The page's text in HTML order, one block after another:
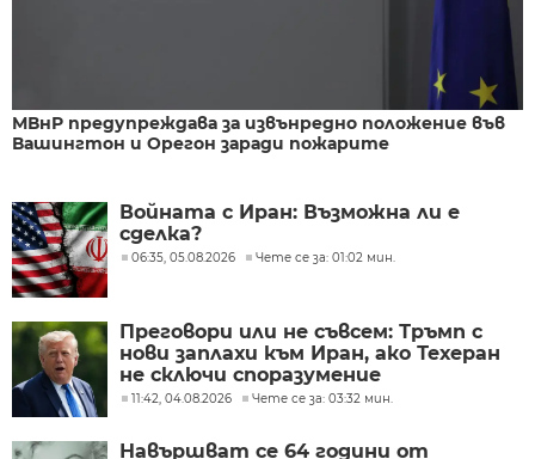
МВнР предупреждава за извънредно положение във
Вашингтон и Орегон заради пожарите
Войната с Иран: Възможна ли е
сделка?
06:35, 05.08.2026 Чете се за: 01:02 мин.
Преговори или не съвсем: Тръмп с
нови заплахи към Иран, ако Техеран
не сключи споразумение
11:42, 04.08.2026 Чете се за: 03:32 мин.
Навършват се 64 години от